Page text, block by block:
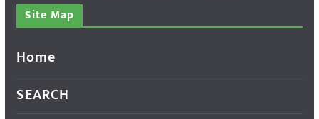
Site Map
Home
SEARCH